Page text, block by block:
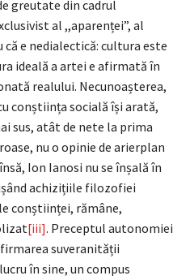
greutate din cadrul
al ,,aparenței”, al
e nedialectică: cultura este
ideală a artei e afirmată în
realului. Necunoașterea,
conștiința socială își arată,
sus, atât de nete la prima
nu o opinie de arierplan
Ion Ianosi nu se înșală în
achizițiile filozofiei
conștiinței, rămâne,
[iii]. Preceptul autonomiei
suveranității
în sine, un compus